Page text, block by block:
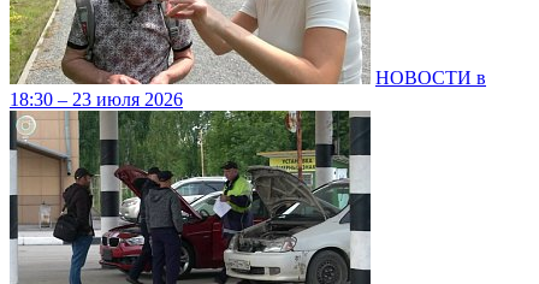
НОВОСТИ в
18:30 – 23 июля 2026